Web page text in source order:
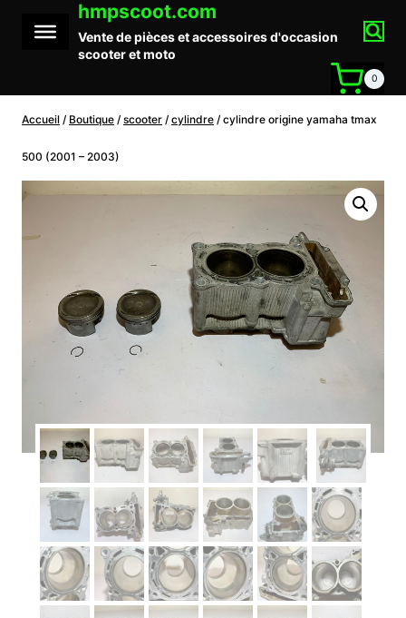
contenu
hmpscoot.com
Vente de pièces et accessoires d'occasion
scooter et moto
0
Accueil / Boutique / scooter / cylindre / cylindre origine yamaha tmax
500 (2001 – 2003)